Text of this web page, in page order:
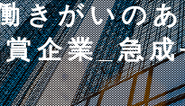
きがいの
企業_急